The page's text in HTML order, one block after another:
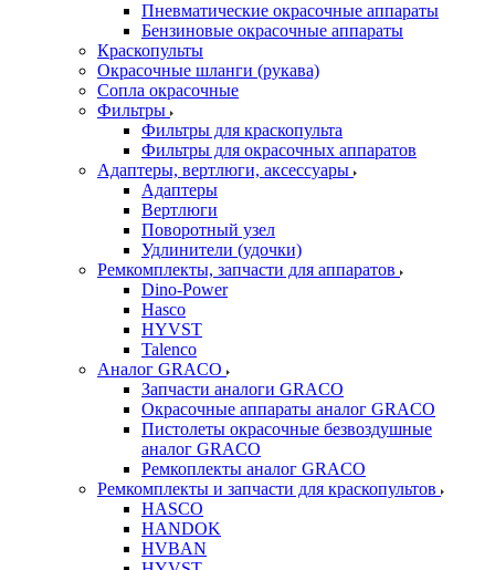
Пневматические окрасочные аппараты
Бензиновые окрасочные аппараты
Краскопульты
Окрасочные шланги (рукава)
Сопла окрасочные
Фильтры
Фильтры для краскопульта
Фильтры для окрасочных аппаратов
Адаптеры, вертлюги, аксессуары
Адаптеры
Вертлюги
Поворотный узел
Удлинители (удочки)
Ремкомплекты, запчасти для аппаратов
Dino-Power
Hasco
HYVST
Talenco
Аналог GRACO
Запчасти аналоги GRACO
Окрасочные аппараты аналог GRACO
Пистолеты окрасочные безвоздушные
аналог GRACO
Ремкоплекты аналог GRACO
Ремкомплекты и запчасти для краскопультов
HASCO
HANDOK
HVBAN